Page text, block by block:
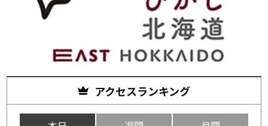
アクセスランキング